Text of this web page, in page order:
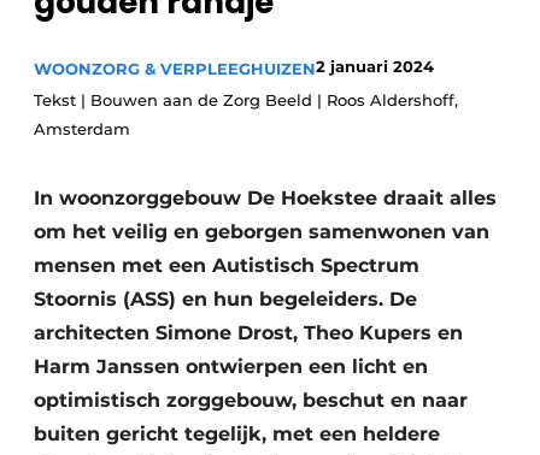
Podcasts
Vacature aanmelden
Vacatures
Privéklinieken
Laboratoria
WOONZORG & VERPLEEGHUIZEN2 januari 2024
Tekst | Bouwen aan de Zorg Beeld | Roos Aldershoff,
Amsterdam
In woonzorggebouw De Hoekstee draait alles
om het veilig en geborgen samenwonen van
mensen met een Autistisch Spectrum
Stoornis (ASS) en hun begeleiders. De
architecten Simone Drost, Theo Kupers en
Harm Janssen ontwierpen een licht en
optimistisch zorggebouw, beschut en naar
buiten gericht tegelijk, met een heldere